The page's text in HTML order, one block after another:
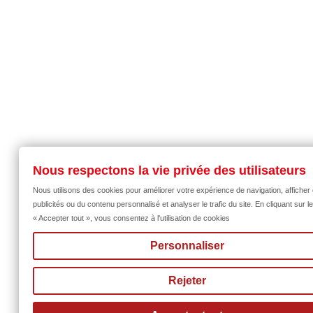
Nous respectons la vie privée des utilisateurs
Nous utilisons des cookies pour améliorer votre expérience de navigation, afficher
publicités ou du contenu personnalisé et analyser le trafic du site. En cliquant sur
« Accepter tout », vous consentez à l'utilisation de cookies
Personnaliser
Rejeter